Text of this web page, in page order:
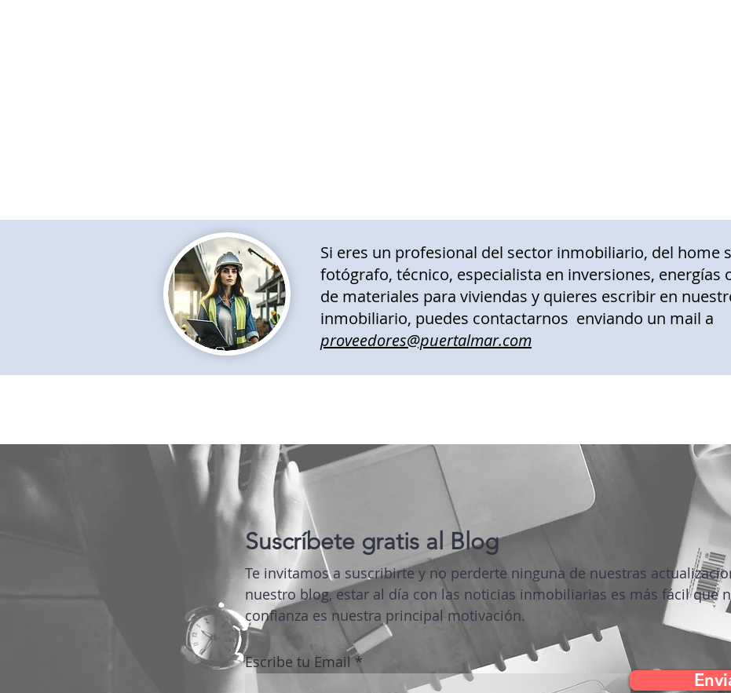
Si eres un profesional del sector inmobiliario, del home
fotógrafo, técnico, especialista en inversiones, energías
de materiales para viviendas y quieres escribir en
inmobiliario, puedes contactarnos enviando un mail a
proveedores@puertalmar.com
Suscríbete gratis al Blog
Te invitamos a suscribirte y no perderte ninguna de nuestras
nuestro blog, estar al día con las noticias inmobiliarias es más fácil que
confianza es nuestra principal motivación.
Escribe tu Email